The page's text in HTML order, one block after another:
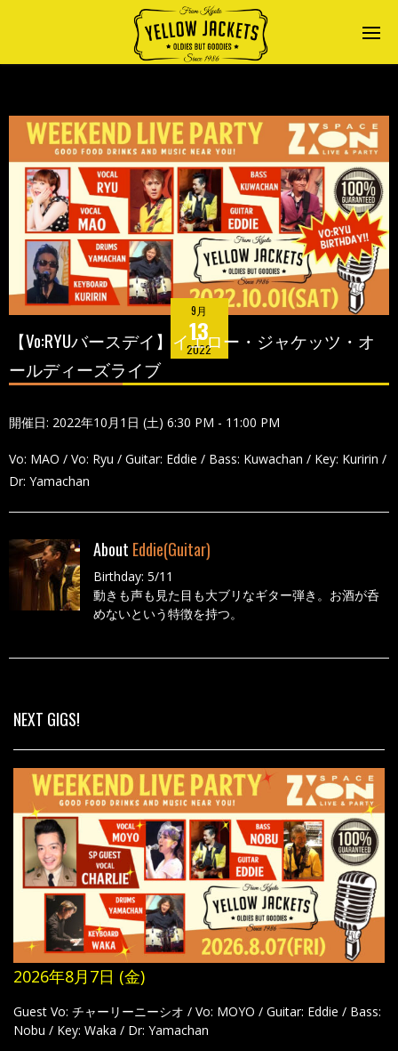
9月
13
2022
【Vo:RYUバースデイ】イエロー・ジャケッツ・オ
ールディーズライブ
開催日: 2022年10月1日 (土) 6:30 PM - 11:00 PM
Vo: MAO / Vo: Ryu / Guitar: Eddie / Bass: Kuwachan / Key: Kuririn /
Dr: Yamachan
About Eddie(Guitar)
Birthday: 5/11
動きも声も見た目も大ブリなギター弾き。お酒が呑
めないという特徴を持つ。
NEXT GIGS!
2026年8月7日 (金)
Guest Vo: チャーリーニーシオ / Vo: MOYO / Guitar: Eddie / Bass:
Nobu / Key: Waka / Dr: Yamachan